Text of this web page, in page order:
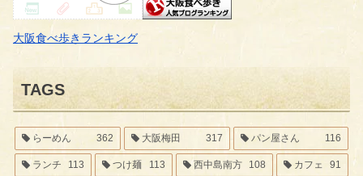
大阪食べ歩きランキング
TAGS
らーめん 362 大阪梅田 317 パン屋さん 116
ランチ 113 つけ麺 113 西中島南方 108 カフェ 91